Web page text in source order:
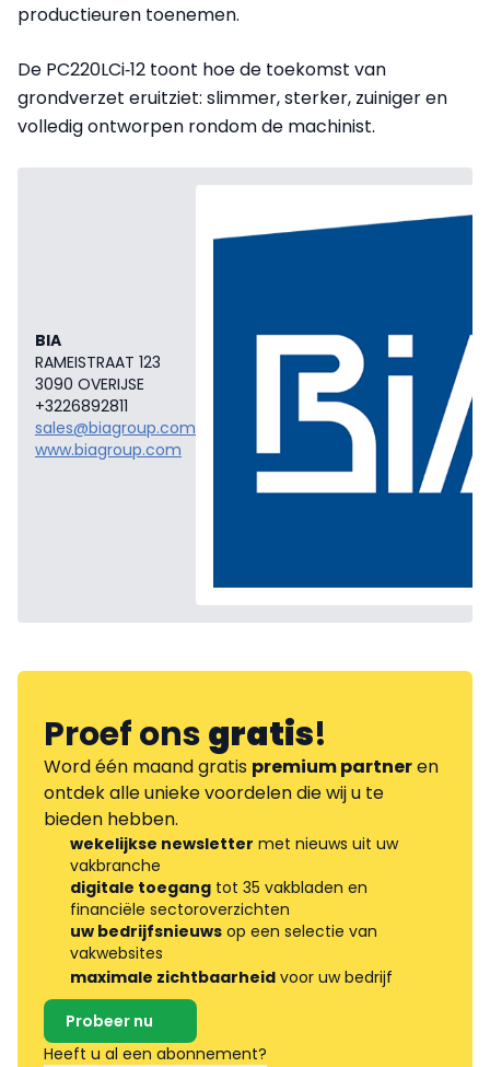
productieuren toenemen.
De PC220LCi‑12 toont hoe de toekomst van
grondverzet eruitziet: slimmer, sterker, zuiniger en
volledig ontworpen rondom de machinist.
BIA
RAMEISTRAAT 123
3090 OVERIJSE
+3226892811
sales@biagroup.com
www.biagroup.com
Proef onsgratis!
Word één maand gratis premium partneren
ontdek alle unieke voordelen die wij u te
bieden hebben.
wekelijkse newsletter met nieuws uit uw
vakbranche
digitale toegang tot 35 vakbladen en
financiële sectoroverzichten
uw bedrijfsnieuws op een selectie van
vakwebsites
maximale zichtbaarheid voor uw bedrijf
Probeer nu
Heeft u al een abonnement?